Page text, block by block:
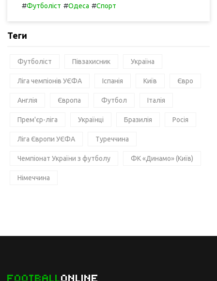
#Футболіст #Одеса #Спорт
Теги
Футболіст Півзахисник Україна
Ліга чемпіонів УЄФА Іспанія Київ Євро
Англія Європа Футбол Італія
Прем'єр-ліга Українці Бразилія Росія
Ліга Європи УЄФА Туреччина
Чемпіонат України з футболу ФК «Динамо» (Київ)
Німеччина
FOOTBALLONLINE